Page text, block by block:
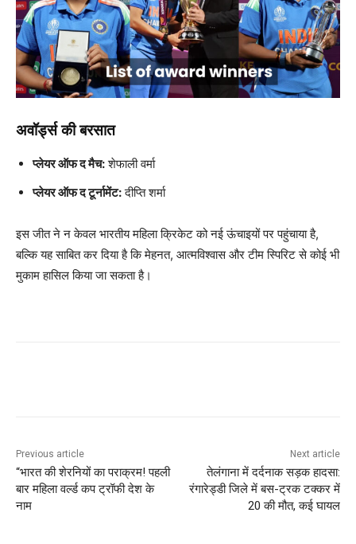
अवॉर्ड्स की बरसात
प्लेयर ऑफ द मैच:शेफाली वर्मा
प्लेयर ऑफ द टूर्नामेंट:दीप्ति शर्मा
इस जीत ने न केवल भारतीय महिला क्रिकेट को नई ऊंचाइयों पर पहुंचाया है,
बल्कि यह साबित कर दिया है कि मेहनत, आत्मविश्वास और टीम स्पिरिट से कोई भी
मुकाम हासिल किया जा सकता है।
Previous article
“भारत की शेरनियों का पराक्रम! पहली
बार महिला वर्ल्ड कप ट्रॉफी देश के
नाम
Next article
तेलंगाना में दर्दनाक सड़क हादसा:
रंगारेड्डी जिले में बस-ट्रक टक्कर में
20 की मौत, कई घायल